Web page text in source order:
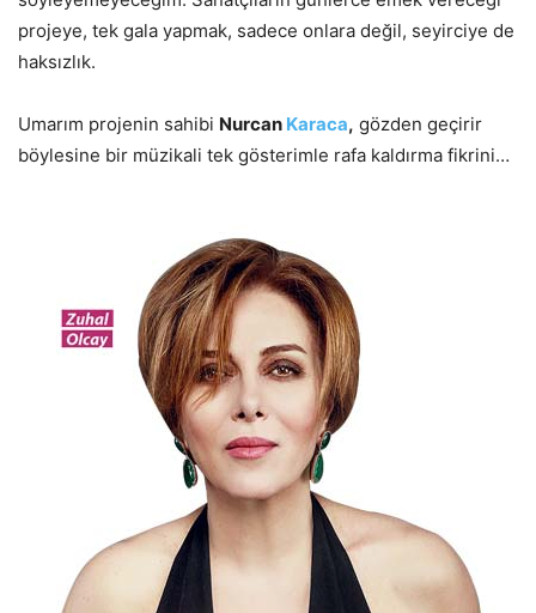
projeye, tek gala yapmak, sadece onlara değil, seyirciye de
haksızlık.
Umarım projenin sahibi Nurcan Karaca, gözden geçirir
böylesine bir müzikali tek gösterimle rafa kaldırma fikrini…